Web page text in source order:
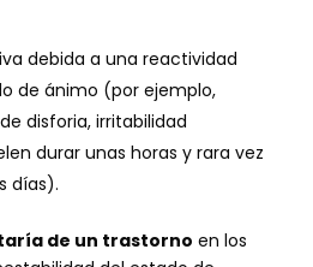
debida a una reactividad
de ánimo (por ejemplo,
disforia, irritabilidad
durar unas horas y rara vez
días).
de un trastorno en los